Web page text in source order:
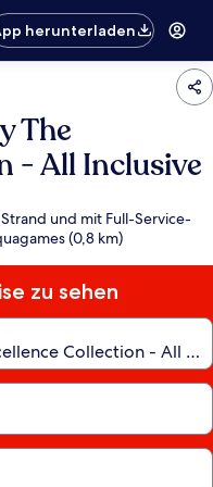
herunterladen
The
- All Inclusive
und mit Full-Service-
(0,8 km)
zu sehen